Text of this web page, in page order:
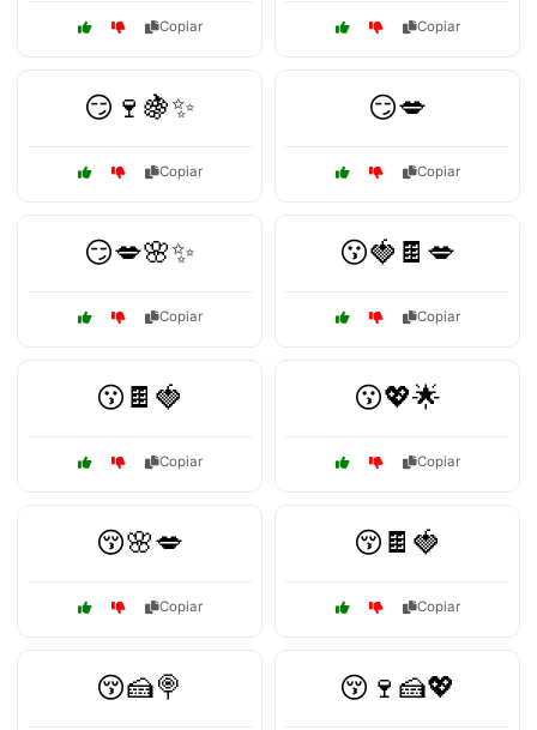
Copiar Copiar
😏🍷🍇✨
Copiar
😏💋
Copiar
😏💋🌸✨
Copiar
😗🍓🍫💋
Copiar
😗🍫🍓
Copiar
😗💖🌟
Copiar
😚🌸💋
Copiar
😚🍫🍓
Copiar
😚🍰🍭 😚🍷🍰💖